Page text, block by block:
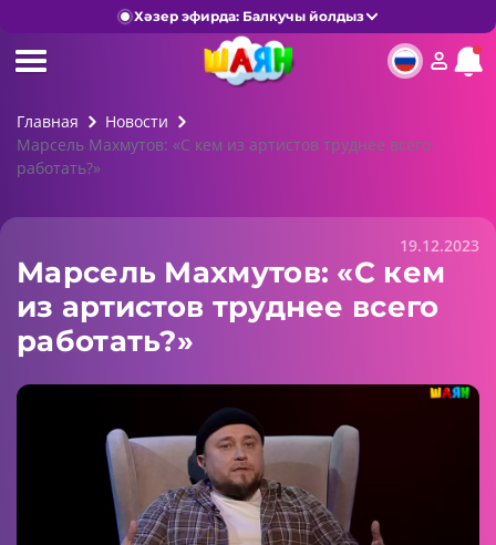
Хәзер эфирда: Балкучы йолдыз
Главная
Новости
Марсель Махмутов: «С кем из артистов труднее всего
работать?»
19.12.2023
Марсель Махмутов: «С кем
из артистов труднее всего
работать?»